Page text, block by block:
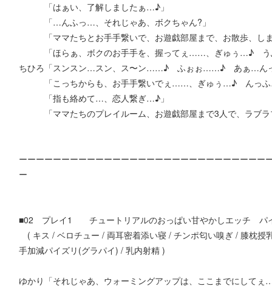
「はぁい、了解しましたぁ…♪」
「…んふっ…、それじゃあ、ボクちゃん?」
「ママたちとお手手繋いで、お遊戯部屋まで、お散歩、し
「ほらぁ、ボクのお手手を、握ってぇ……、ぎゅぅ…♪ う
ちひろ「スンスン…スン、ス〜ン……♪ ふぉぉ……♪ あぁ…ん
「こっちからも、お手手繋いでぇ……、ぎゅぅ…♪ んっ
「指も絡めて…、恋人繋ぎ…♪」
「ママたちのプレイルーム、お遊戯部屋まで3人で、ラブラ
ーーーーーーーーーーーーーーーーーーーーーーーーーーーー
ー
■02 プレイ1 チュートリアルのおっぱい甘やかしエッチ パ
( キス / ベロチュー / 両耳密着添い寝 / チンポ匂い嗅ぎ / 膝枕授
手加減パイズリ(グラパイ) / 乳内射精 )
ゆかり「それじゃあ、ウォーミングアップは、ここまでにしてぇ